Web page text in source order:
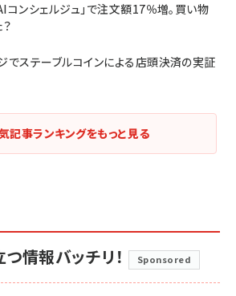
コンシェルジュ」で注文額17％増。買い物
でステーブルコインによる店頭決済の実証
記事ランキングをもっと見る
情報バッチリ！ Sponsored